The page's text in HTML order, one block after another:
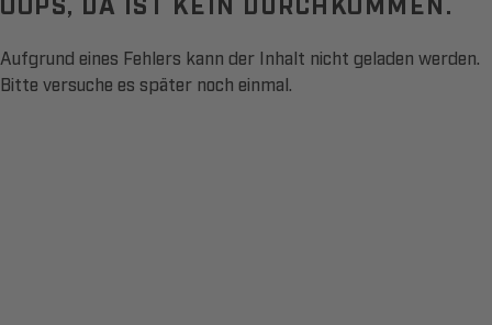
Aufgrund eines Fehlers kann der Inhalt nicht geladen werden.
Bitte versuche es später noch einmal.